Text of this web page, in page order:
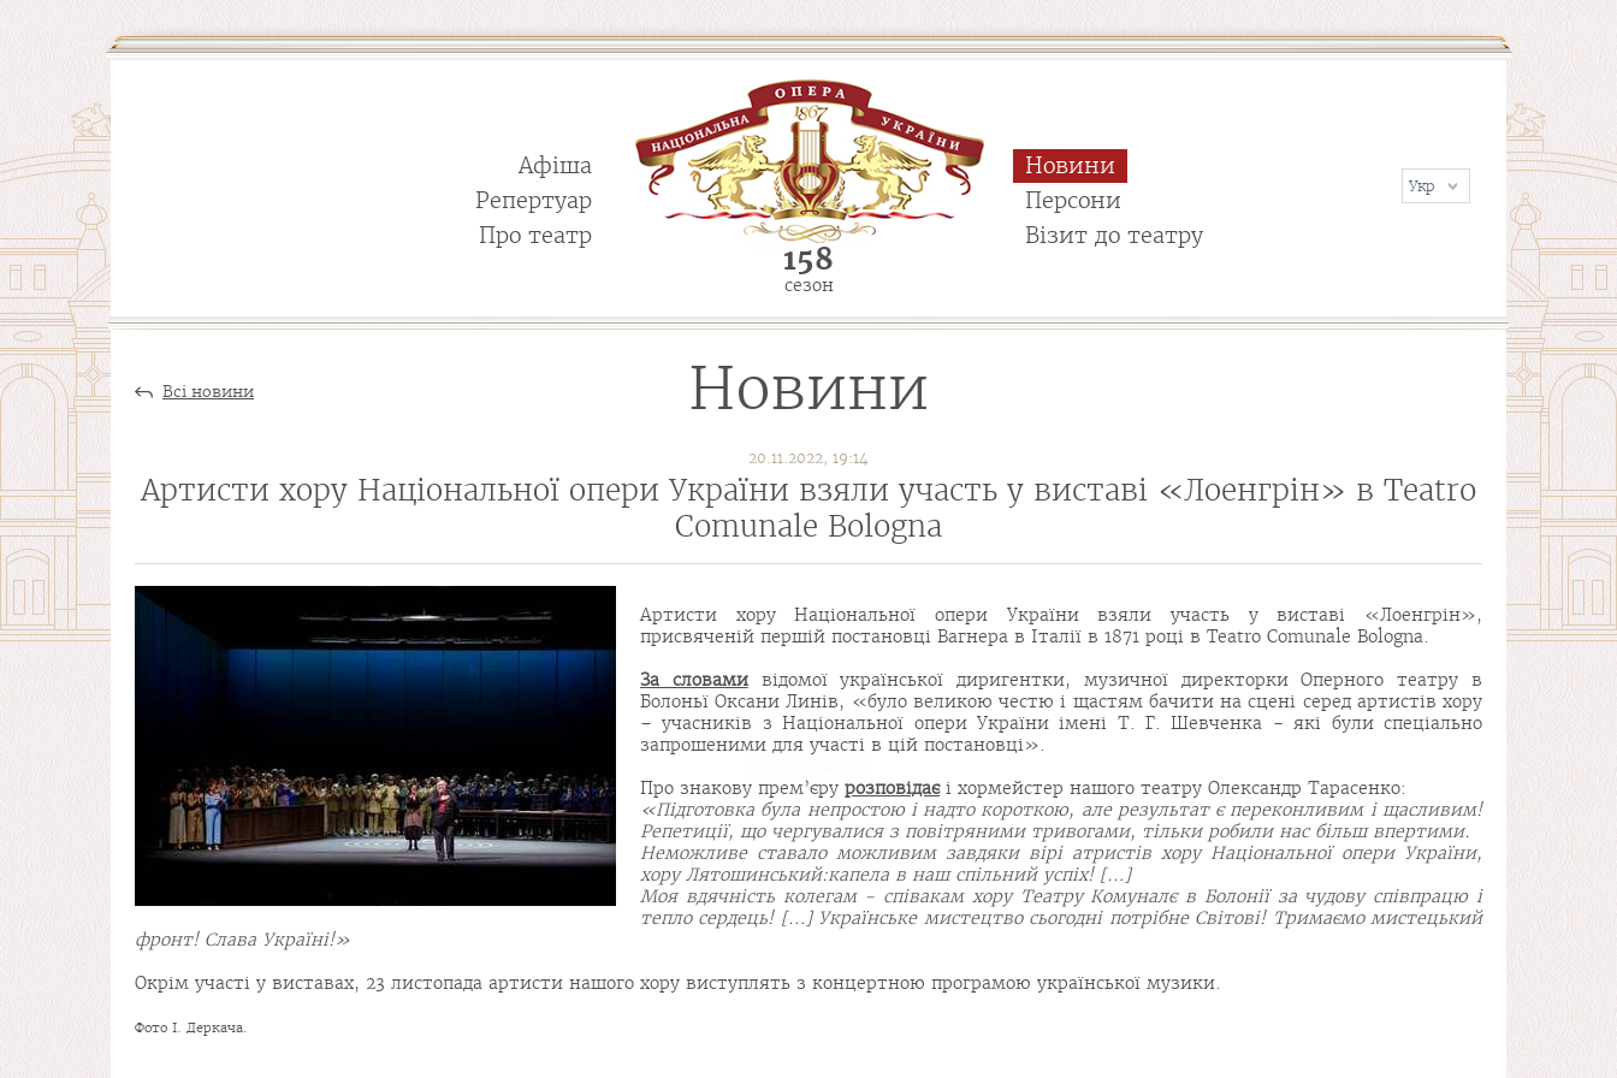
Афіша
Репертуар
Про театр
Новини
Персони
Візит до театру
158
сезон
Всі новини Новини
20.11.2022, 19:14
Артисти хору Національної опери України взяли участь у виставі «Лоенгрін» в Teatro
Comunale Bologna
Артисти хору Національної опери України взяли участь у виставі «Лоенгрін»,
присвяченій першій постановці Вагнера в Італії в 1871 році в Teatro Comunale Bologna.
За словамивідомої української диригентки, музичної директорки Оперного театру в
Болоньї Оксани Линів, «було великою честю і щастям бачити на сцені серед артистів хору
– учасників з Національної опери України імені Т. Г. Шевченка - які були спеціально
запрошеними для участі в цій постановці».
Про знакову прем’єру розповідаєі хормейстер нашого театру Олександр Тарасенко:
«Підготовка була непростою і надто короткою, але результат є переконливим і щасливим!
Репетиції, що чергувалися з повітряними тривогами, тільки робили нас більш впертими.
Неможливе ставало можливим завдяки вірі атристів хору Національної опери України,
хору Лятошинський:капела в наш спільний успіх! […]
Моя вдячність колегам - співакам хору Театру Комуналє в Болонії за чудову співпрацю і
тепло сердець! […] Українське мистецтво сьогодні потрібне Світові! Тримаємо мистецький
фронт! Слава Україні!»
Окрім участі у виставах, 23 листопада артисти нашого хору виступлять з концертною програмою української музики.
Фото І. Деркача.